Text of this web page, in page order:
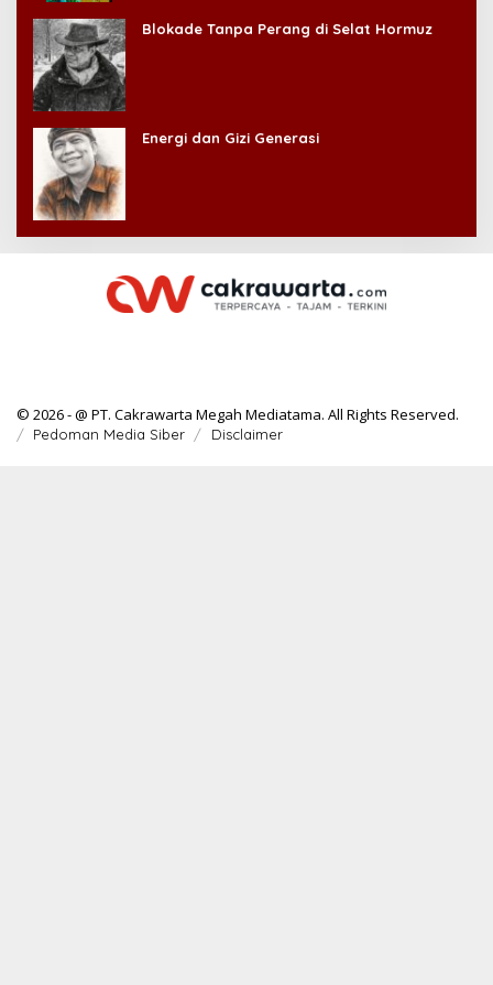
Blokade Tanpa Perang di Selat Hormuz
Energi dan Gizi Generasi
© 2026 - @ PT. Cakrawarta Megah Mediatama. All Rights Reserved.
Pedoman Media Siber Disclaimer